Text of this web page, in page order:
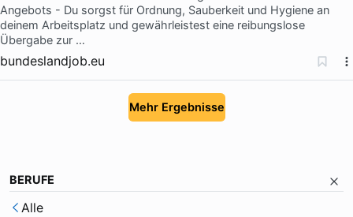
Angebots - Du sorgst für Ordnung, Sauberkeit und Hygiene an
deinem Arbeitsplatz und gewährleistest eine reibungslose
Übergabe zur …
bundeslandjob.eu
Mehr Ergebnisse
BERUFE
Alle